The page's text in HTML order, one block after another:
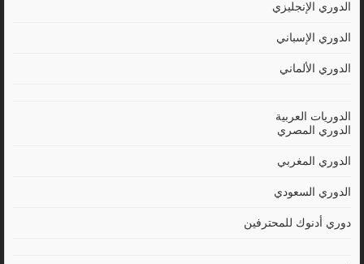
الدوري الإنجليزي
الدوري الإسباني
الدوري الألماني
الدوريات العربية
الدوري المصري
الدوري المغربي
الدوري السعودي
دوري أدنوك للمحترفين